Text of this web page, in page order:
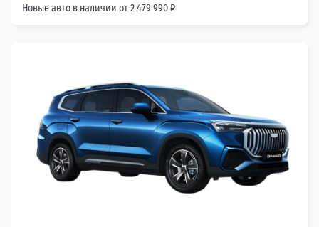
Новые авто в наличии от 2 479 990 ₽